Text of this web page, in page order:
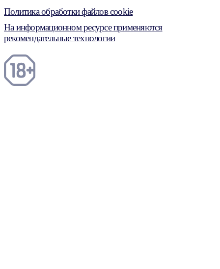
Политика обработки файлов cookie
На информационном ресурсе применяются
рекомендательные технологии